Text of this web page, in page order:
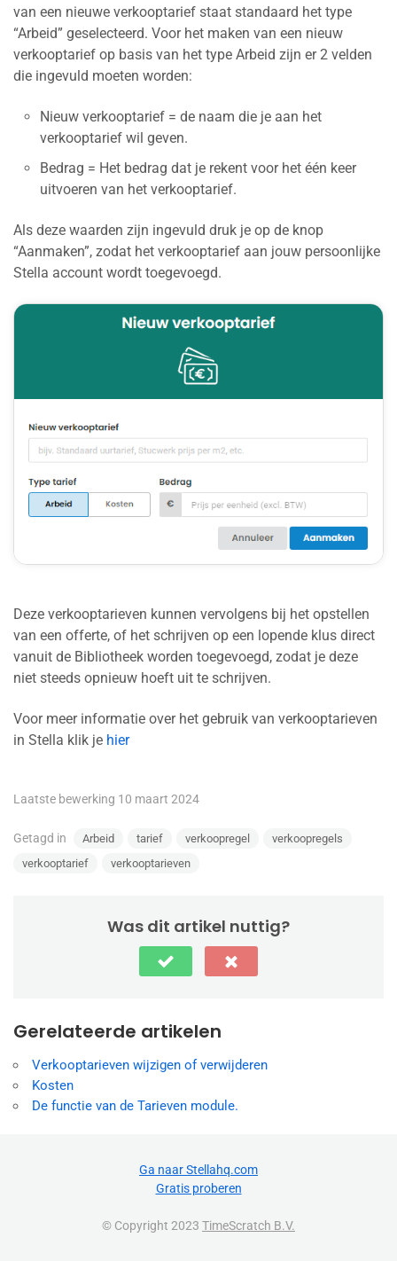
van een nieuwe verkooptarief staat standaard het type
“Arbeid” geselecteerd. Voor het maken van een nieuw
verkooptarief op basis van het type Arbeid zijn er 2 velden
die ingevuld moeten worden:
Nieuw verkooptarief = de naam die je aan het
verkooptarief wil geven.
Bedrag = Het bedrag dat je rekent voor het één keer
uitvoeren van het verkooptarief.
Als deze waarden zijn ingevuld druk je op de knop
“Aanmaken”, zodat het verkooptarief aan jouw persoonlijke
Stella account wordt toegevoegd.
Deze verkooptarieven kunnen vervolgens bij het opstellen
van een offerte, of het schrijven op een lopende klus direct
vanuit de Bibliotheek worden toegevoegd, zodat je deze
niet steeds opnieuw hoeft uit te schrijven.
Voor meer informatie over het gebruik van verkooptarieven
in Stella klik je hier
Laatste bewerking 10 maart 2024
Getagd in Arbeid tarief verkoopregel
verkoopregels
verkooptarief
verkooptarieven
Was dit artikel nuttig?
Gerelateerde artikelen
Verkooptarieven wijzigen of verwijderen
Kosten
De functie van de Tarieven module.
Ga naar Stellahq.com
Gratis proberen
© Copyright 2023 TimeScratch B.V.